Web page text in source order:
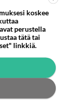
Yhtä paljon, kuin minä sinusta? Haaveissa ollaan kahdestaan, rauhassa ja lähennytään fyysisesti ja tutustutaan syvemmin
29
528
koskee
perustella
tätä tai
linkkiä.